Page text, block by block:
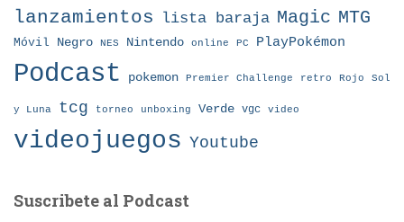
lanzamientos lista baraja Magic MTG
Móvil Negro NES Nintendo online PC PlayPokémon
Podcast pokemon Premier Challenge retro Rojo Sol
y Luna tcg torneo unboxing Verde vgc video
videojuegos Youtube
Suscribete al Podcast